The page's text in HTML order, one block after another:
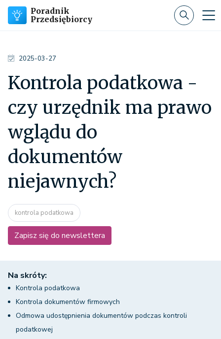
Poradnik
Przedsiębiorcy
2025-03-27
Kontrola podatkowa -
czy urzędnik ma prawo
wglądu do
dokumentów
niejawnych?
kontrola podatkowa
Zapisz się do newslettera
Na skróty:
Kontrola podatkowa
Kontrola dokumentów firmowych
Odmowa udostępnienia dokumentów podczas kontroli
podatkowej